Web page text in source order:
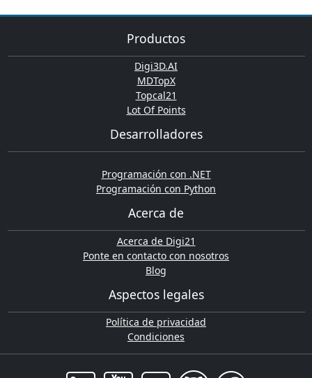
Productos
Digi3D.AI
MDTopX
Topcal21
Lot Of Points
Desarrolladores
Programación con .NET
Programación con Python
Acerca de
Acerca de Digi21
Ponte en contacto con nosotros
Blog
Aspectos legales
Política de privacidad
Condiciones